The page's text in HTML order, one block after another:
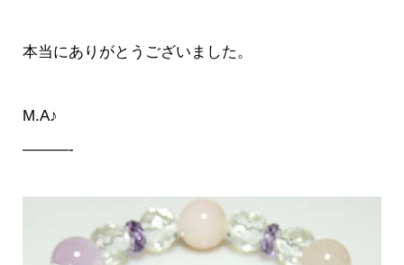
本当にありがとうございました。
M.A♪
———-